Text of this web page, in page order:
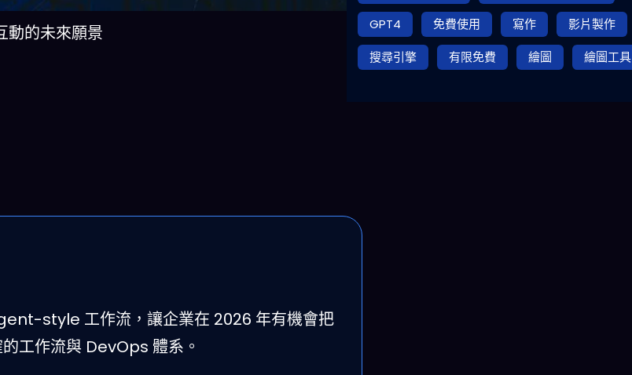
的未來願景
style 工作流，讓企業在 2026 年有機會把
工作流與 DevOps 體系。
GPT4
免費使用 寫作
影片製作
搜尋引擎
有限免費 繪圖 繪圖工具